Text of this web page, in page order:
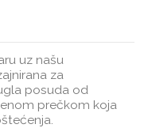
uz našu
za
posuda od
prečkom koja